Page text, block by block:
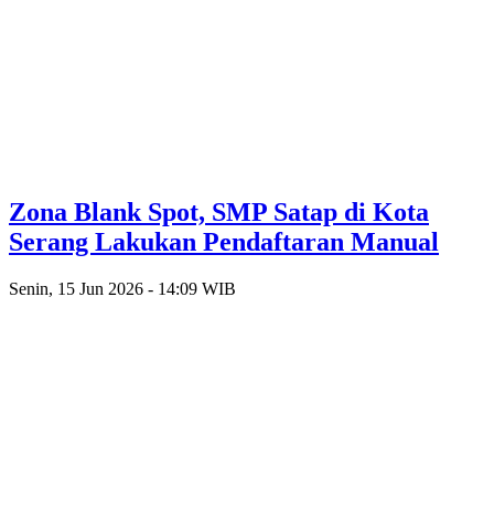
Zona Blank Spot, SMP Satap di Kota
Serang Lakukan Pendaftaran Manual
Senin, 15 Jun 2026 - 14:09 WIB